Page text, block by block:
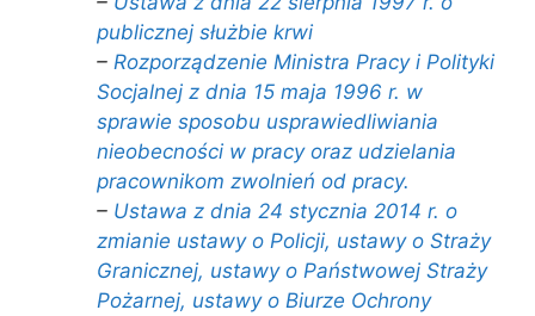
publicznej służbie krwi
– Rozporządzenie Ministra Pracy i Polityki
Socjalnej z dnia 15 maja 1996 r. w
sprawie sposobu usprawiedliwiania
nieobecności w pracy oraz udzielania
pracownikom zwolnień od pracy.
– Ustawa z dnia 24 stycznia 2014 r. o
zmianie ustawy o Policji, ustawy o Straży
Granicznej, ustawy o Państwowej Straży
Pożarnej, ustawy o Biurze Ochrony